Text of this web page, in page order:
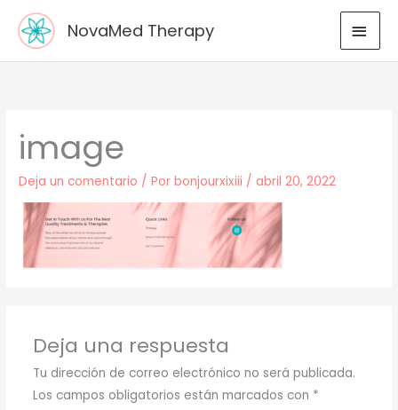
contenido
NovaMed Therapy
image
Deja un comentario / Porbonjourxixiii / abril 20, 2022
Deja una respuesta
Tu dirección de correo electrónico no será publicada.
Los campos obligatorios están marcados con *